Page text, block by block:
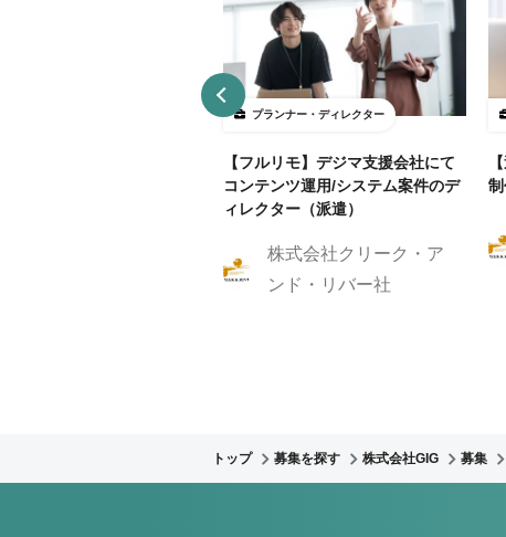
プランナー・ディレクター
【フルリモ】デジマ支援会社にて
コンテンツ運用/システム案件のデ
ィレクター（派遣）
株式会社クリーク・ア
ンド・リバー社
トップ 募集を探す 株式会社GIG 募集